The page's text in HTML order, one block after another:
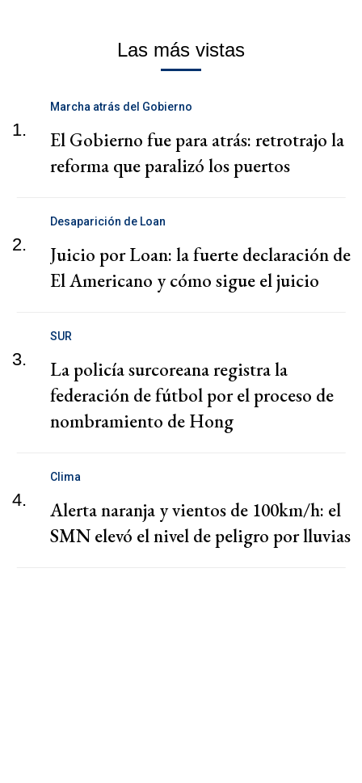
Las más vistas
1.
Marcha atrás del Gobierno
El Gobierno fue para atrás: retrotrajo la
reforma que paralizó los puertos
2.
Desaparición de Loan
Juicio por Loan: la fuerte declaración de
El Americano y cómo sigue el juicio
3.
SUR
La policía surcoreana registra la
federación de fútbol por el proceso de
nombramiento de Hong
4.
Clima
Alerta naranja y vientos de 100km/h: el
SMN elevó el nivel de peligro por lluvias